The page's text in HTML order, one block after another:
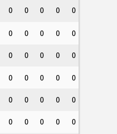
0 0 0 0 0
0 0 0 0 0
0 0 0 0 0
0 0 0 0 0
0 0 0 0 0
0 0 0 0 0